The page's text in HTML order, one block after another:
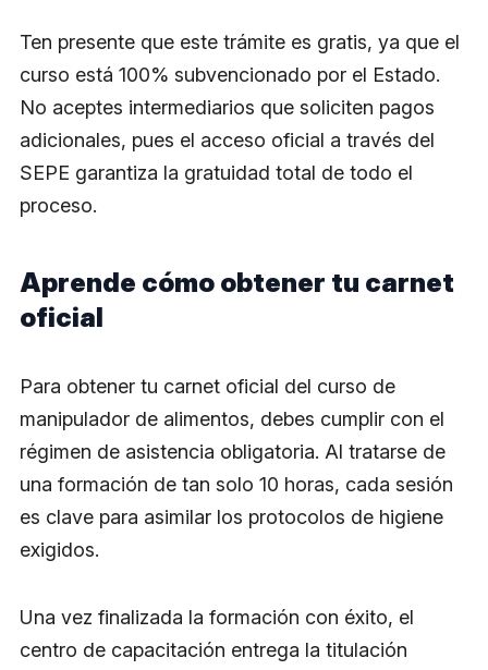
Ten presente que este trámite es gratis, ya que el
curso está 100% subvencionado por el Estado.
No aceptes intermediarios que soliciten pagos
adicionales, pues el acceso oficial a través del
SEPE garantiza la gratuidad total de todo el
proceso.
Aprende cómo obtener tu carnet
oficial
Para obtener tu carnet oficial del curso de
manipulador de alimentos, debes cumplir con el
régimen de asistencia obligatoria. Al tratarse de
una formación de tan solo 10 horas, cada sesión
es clave para asimilar los protocolos de higiene
exigidos.
Una vez finalizada la formación con éxito, el
centro de capacitación entrega la titulación